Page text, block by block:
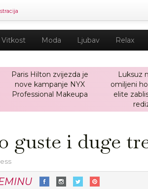
Vitkost Moda Ljubav Relax
Paris Hilton zvijezda je
nove kampanje NYX
Professional Makeupa
Luksuz
omiljeni
elite
guste i duge